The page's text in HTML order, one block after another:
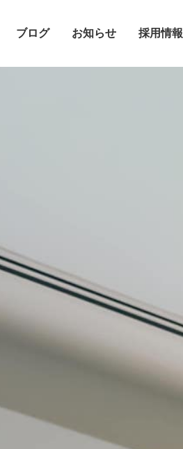
ブログ お知らせ 採用情報